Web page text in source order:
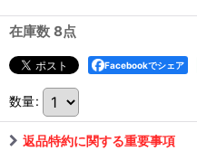
在庫数 8点
Facebookでシェア
数量:
返品特約に関する重要事項